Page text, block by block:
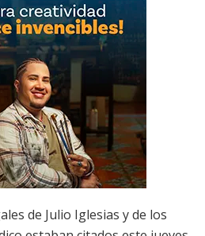
de Julio Iglesias y de los